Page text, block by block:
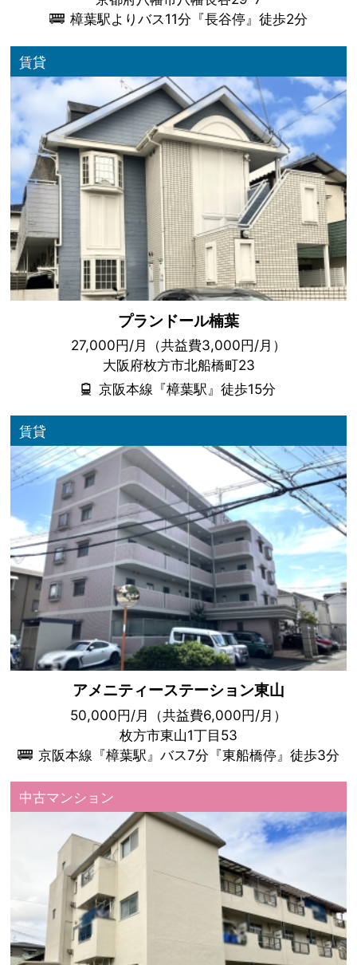
樟葉駅よりバス11分『長谷停』徒歩2分
賃貸
プランドール楠葉
27,000円/月（共益費3,000円/月）
大阪府枚方市北船橋町23
京阪本線『樟葉駅』徒歩15分
賃貸
アメニティーステーション東山
50,000円/月（共益費6,000円/月）
枚方市東山1丁目53
京阪本線『樟葉駅』バス7分『東船橋停』徒歩3分
中古マンション